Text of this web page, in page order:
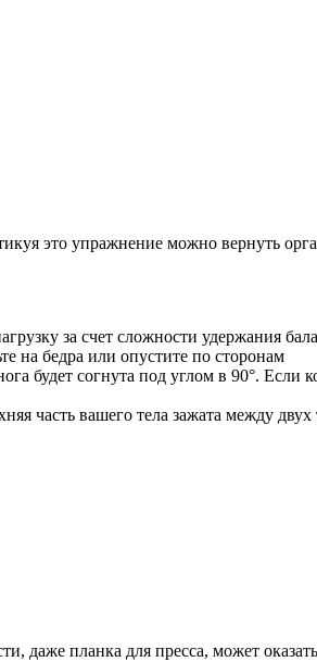
это упражнение можно вернуть
за счет сложности удержания
на бедра или опустите по сторонам
будет согнута под углом в 90°. Если
часть вашего тела зажата между
даже планка для пресса, может